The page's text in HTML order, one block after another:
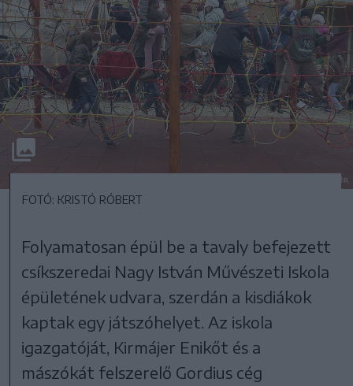
FOTÓ: KRISTÓ RÓBERT
Folyamatosan épül be a tavaly befejezett
csíkszeredai Nagy István Művészeti Iskola
épületének udvara, szerdán a kisdiákok
kaptak egy játszóhelyet. Az iskola
igazgatóját, Kirmájer Enikőt és a
mászókát felszerelő Gordius cég